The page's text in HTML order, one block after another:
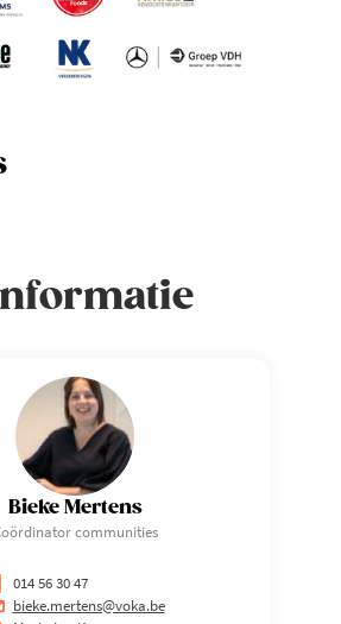
Bieke Mertens
communities
014 56 30 47
bieke.mertens@voka.be